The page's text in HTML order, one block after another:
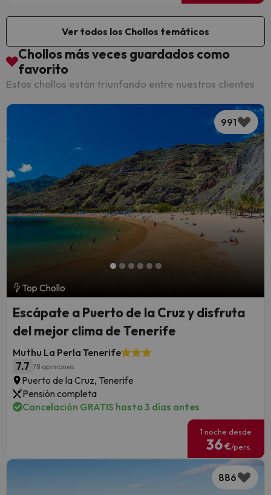
Ver todos los Chollos temáticos
Chollos más veces guardados como
favorito
Estos chollos están triunfando entre nuestros clientes
Top Chollo
991
Escápate a Puerto de la Cruz y disfruta
del mejor clima de Tenerife
Muthu La Perla Tenerife
7.7 78 opiniones
Puerto de la Cruz, Tenerife
Pensión completa
Cancelación GRATIS hasta 3 días antes
1 noche desde
36€/pers.
886